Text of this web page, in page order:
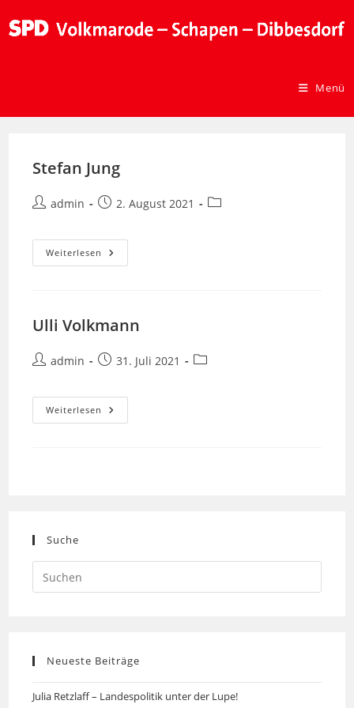
Menü
Stefan Jung
admin 2. August 2021
Weiterlesen
Ulli Volkmann
admin 31. Juli 2021
Weiterlesen
Suche
Neueste Beiträge
Julia Retzlaff – Landespolitik unter der Lupe!